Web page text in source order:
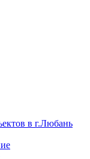
в г.Любань